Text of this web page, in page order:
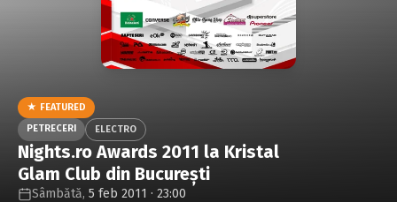
Caută în site...
★ FEATURED
PETRECERI
ELECTRO
Nights.ro Awards 2011 la Kristal
Glam Club din Bucureşti
Sâmbătă, 5 feb 2011 · 23:00